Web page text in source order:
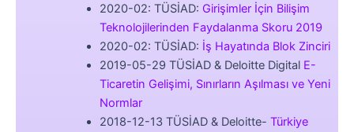
2020-02: TÜSİAD: Girişimler İçin Bilişim
Teknolojilerinden Faydalanma Skoru 2019
2020-02: TÜSİAD: İş Hayatında Blok Zinciri
2019-05-29 TÜSİAD & Deloitte Digital E-
Ticaretin Gelişimi, Sınırların Aşılması ve Yeni
Normlar
2018-12-13 TÜSİAD & Deloitte- Türkiye